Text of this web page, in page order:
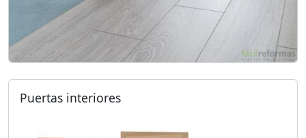
Puertas interiores